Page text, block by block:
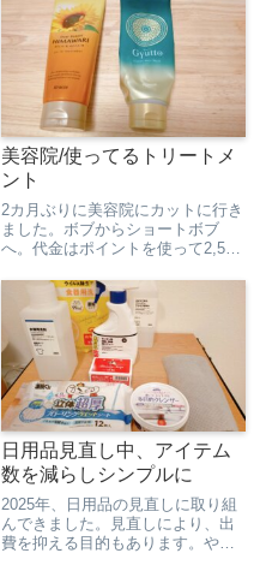
美容院/使ってるトリートメ
ント
2カ月ぶりに美容院にカットに行き
ました。ボブからショートボブ
へ。代金はポイントを使って2,500
くないって思ってます。今年はあ
と1回カットして終了。美容費を何
とか年間予算内におさめたい。う
ねりが気になるから、右...
日用品見直し中、アイテム
数を減らしシンプルに
2025年、日用品の見直しに取り組
んできました。見直しにより、出
費を抑える目的もあります。やる